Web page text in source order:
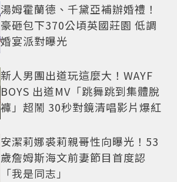
湯姆霍蘭德、千黛亞補辦婚禮！
豪砸包下370公頃英國莊園 低調
婚宴派對曝光
新人男團出道玩這麼大！WAYF
BOYS 出道MV「跳舞跳到集體脫
褲」超鬧 30秒對鏡清唱影片爆紅
安潔莉娜裘莉親哥性向曝光！53
歲詹姆斯海文前妻節目首度認
「我是同志」